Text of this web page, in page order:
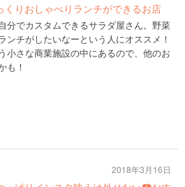
くりおしゃべりランチができるお店
分でカスタムできるサラダ屋さん。野菜
ンチがしたいなーという人にオススメ！
小さな商業施設の中にあるので、他のお
も！
2018年3月16日